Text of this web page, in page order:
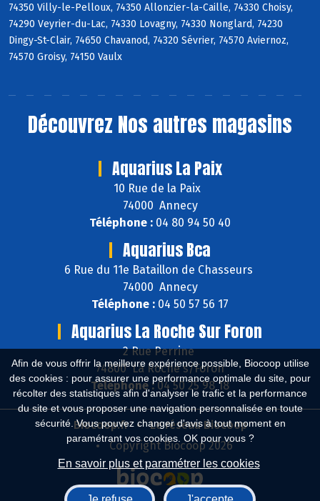
Afin de vous offrir la meilleure expérience possible, Biocoop utilise
des cookies : pour assurer une performance optimale du site, pour
récolter des statistiques afin d'analyser le trafic et la performance
du site et vous proposer une navigation personnalisée en toute
sécurité. Vous pouvez changer d'avis à tout moment en
paramétrant vos cookies. OK pour vous ?
En savoir plus et paramétrer les cookies
74350 Villy-le-Pelloux, 74350 Allonzier-la-Caille, 74330 Choisy,
74290 Veyrier-du-Lac, 74330 Lovagny, 74330 Nonglard, 74230
Dingy-St-Clair, 74650 Chavanod, 74320 Sévrier, 74570 Aviernoz,
74570 Groisy, 74150 Vaulx
Découvrez Nos autres magasins
Aquarius La Paix
10 Rue de la Paix
74000 Annecy
Téléphone : 04 80 94 50 40
Aquarius Bca
6 Rue du 11e Bataillon de Chasseurs
74000 Annecy
Téléphone : 04 50 57 56 17
Aquarius La Roche Sur Foron
2 Rue Perrine
74800 La Roche s/Foron
Téléphone :04 50 25 98 18
Biocoop.fr
Le réseau Biocoop
Copyright Biocoop 2026